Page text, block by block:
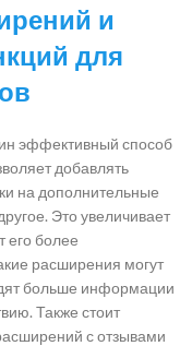
и
для
эффективный способ
добавлять
на дополнительные
Это увеличивает
его более
расширения могут
больше информации
Также стоит
с отзывами